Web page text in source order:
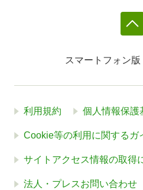
スマートフォン版
利用規約 個人情報保護
Cookie等の利用に関するガ
サイトアクセス情報の取得
法人・プレスお問い合わせ